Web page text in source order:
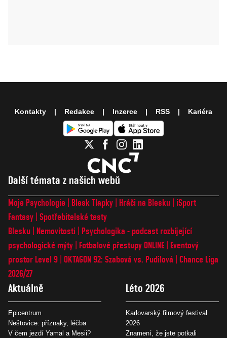
Další témata z našich webů
Moje Psychologie Blesk Tlapky Hráči na Blesku
iSport
Fantasy Spotřebitelské testy
Blesku
Nemovitosti
Psychologika - podcast rozbíjející
psychologické mýty
Fotbalové přestupy ONLINE
Eventový
prostor Level 9 OKTAGON 92: Szabová vs. Pudilová
Chance Liga
2026/27
Aktuálně
Epicentrum
Neštovice: příznaky, léčba
V čem jezdí Yamal a Mesii?
Léto 2026
Karlovarský filmový festival
2026
Znamení, že jste potkali
Kontakty Redakce Inzerce RSS Kariéra